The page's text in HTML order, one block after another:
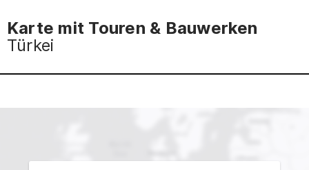
Karte mit Touren & Bauwerken
Türkei